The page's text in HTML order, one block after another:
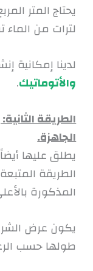
يحتاج المتر
لترات من الماء
لدينا إمكانية
والأتوماتيك.
الطريقة
الجاهزة.
يطلق عليها
الطريقة
المذكورة
يكون عرض
طولها حسب